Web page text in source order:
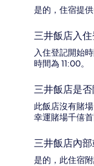
是的，住宿提
三井飯店入
入住登記開始
時間為 11:00。
三井飯店是否
此飯店沒有賭
幸運賭場千僖
三井飯店內
是的，此住宿附